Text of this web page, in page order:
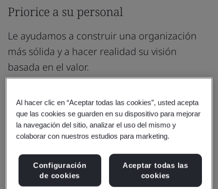
Priorice a su personal
Le ayudamos a construir una organización
más sólida y a hacer realidad su visión
basada en el valor.
Normas
Cursos de formación y
certificaciones profesionales
Al hacer clic en “Aceptar todas las cookies”, usted acepta
que las cookies se guarden en su dispositivo para mejorar
la navegación del sitio, analizar el uso del mismo y
colaborar con nuestros estudios para marketing.
Configuración
de cookies
Aceptar todas las
cookies